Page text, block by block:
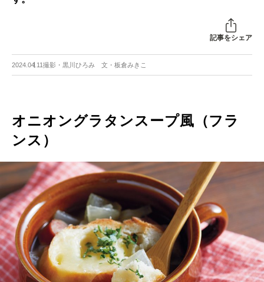
記事をシェア
2024.04.11撮影・黒川ひろみ 文・板倉みきこ
オニオングラタンスープ風（フラ
ンス）